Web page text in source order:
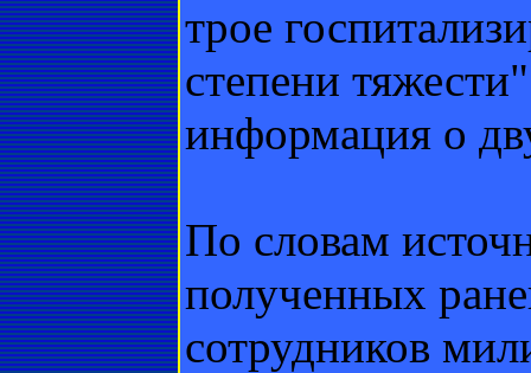
трое
степени
информация о
По словам
полученных
сотрудников